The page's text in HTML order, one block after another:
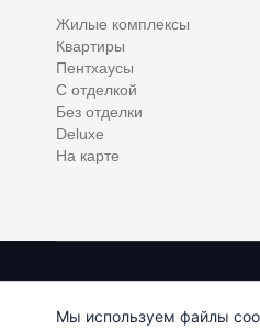
Жилые комплексы
Квартиры
Пентхаусы
С отделкой
Без отделки
Deluxe
На карте
Хантер. Оплачивая услуги, вы
Мы используем файлы